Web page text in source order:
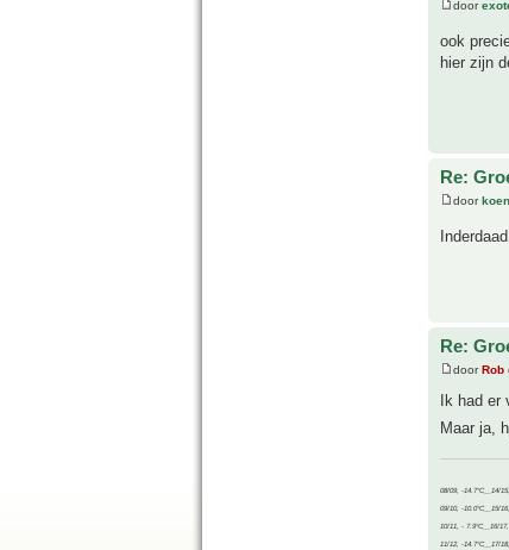
door
ook
hier zijn
Re:
door
Re:
doorRob
Ik had er
Maar ja,
08/09, -14.7°C__14/
09/10, -10.0°C__15/
10/11, - 7.9°C__16/
11/12, -14.7°C__17/